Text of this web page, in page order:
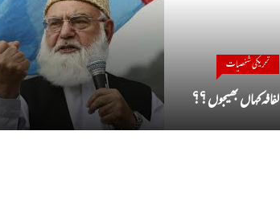
تحریکی شخصیات
لفافہ کہاں بھیجوں ؟؟